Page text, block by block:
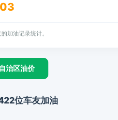
加油记录统计。
治区油价
位车友加油